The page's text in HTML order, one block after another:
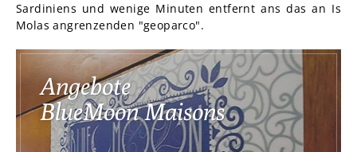
Sardiniens und wenige Minuten entfernt ans das an Is
Molas angrenzenden "geoparco".
Angebote
BlueMoon Maisons